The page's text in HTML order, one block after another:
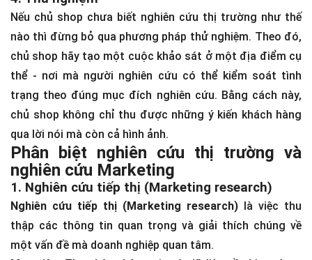
Nếu chủ shop chưa biết nghiên cứu thị trường như thế
nào thì đừng bỏ qua phương pháp thử nghiệm. Theo đó,
chủ shop hãy tạo một cuộc khảo sát ở một địa điểm cụ
thể - nơi mà người nghiên cứu có thể kiểm soát tình
trạng theo đúng mục đích nghiên cứu. Bằng cách này,
chủ shop không chỉ thu được những ý kiến khách hàng
qua lời nói mà còn cả hình ảnh.
Phân biệt nghiên cứu thị trường và
nghiên cứu Marketing
1. Nghiên cứu tiếp thị (Marketing research)
Nghiên cứu tiếp thị (Marketing research)
là việc thu
thập các thông tin quan trọng và giải thích chúng về
một vấn đề mà doanh nghiệp quan tâm.